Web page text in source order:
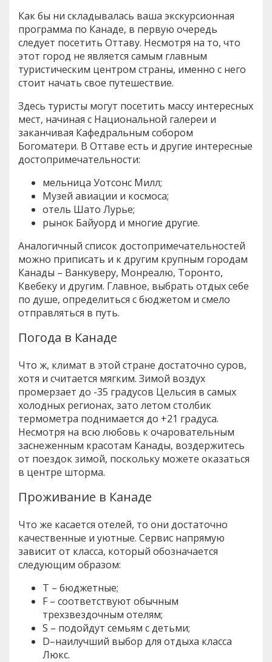
Как бы ни складывалась ваша экскурсионная
программа по Канаде, в первую очередь
следует посетить Оттаву. Несмотря на то, что
этот город не является самым главным
туристическим центром страны, именно с него
стоит начать свое путешествие.
Здесь туристы могут посетить массу интересных
мест, начиная с Национальной галереи и
заканчивая Кафедральным собором
Богоматери. В Оттаве есть и другие интересные
достопримечательности:
мельница Уотсонс Милл;
Музей авиации и космоса;
отель Шато Лурье;
рынок Байуорд и многие другие.
Аналогичный список достопримечательностей
можно приписать и к другим крупным городам
Канады – Ванкуверу, Монреалю, Торонто,
Квебеку и другим. Главное, выбрать отдых себе
по душе, определиться с бюджетом и смело
отправляться в путь.
Погода в Канаде
Что ж, климат в этой стране достаточно суров,
хотя и считается мягким. Зимой воздух
промерзает до -35 градусов Цельсия в самых
холодных регионах, зато летом столбик
термометра поднимается до +21 градуса.
Несмотря на всю любовь к очаровательным
заснеженным красотам Канады, воздержитесь
от поездок зимой, поскольку можете оказаться
в центре шторма.
Проживание в Канаде
Что же касается отелей, то они достаточно
качественные и уютные. Сервис напрямую
зависит от класса, который обозначается
следующим образом:
T – бюджетные;
F – соответствуют обычным
трехзвездочным отелям;
S – подойдут семьям с детьми;
D–наилучший выбор для отдыха класса
Люкс.